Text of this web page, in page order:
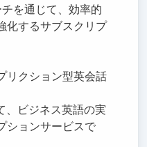
を通じて、効率的
化するサブスクリプ
リクション型英会話
、ビジネス英語の実
ションサービスで